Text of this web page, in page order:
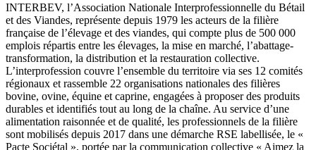
INTERBEV, l’Association Nationale Interprofessionnelle du Bétail
et des Viandes, représente depuis 1979 les acteurs de la filière
française de l’élevage et des viandes, qui compte plus de 500 000
emplois répartis entre les élevages, la mise en marché, l’abattage-
transformation, la distribution et la restauration collective.
L’interprofession couvre l’ensemble du territoire via ses 12 comités
régionaux et rassemble 22 organisations nationales des filières
bovine, ovine, équine et caprine, engagées à proposer des produits
durables et identifiés tout au long de la chaîne. Au service d’une
alimentation raisonnée et de qualité, les professionnels de la filière
sont mobilisés depuis 2017 dans une démarche RSE labellisée, le «
Pacte Sociétal », portée par la communication collective « Aimez la